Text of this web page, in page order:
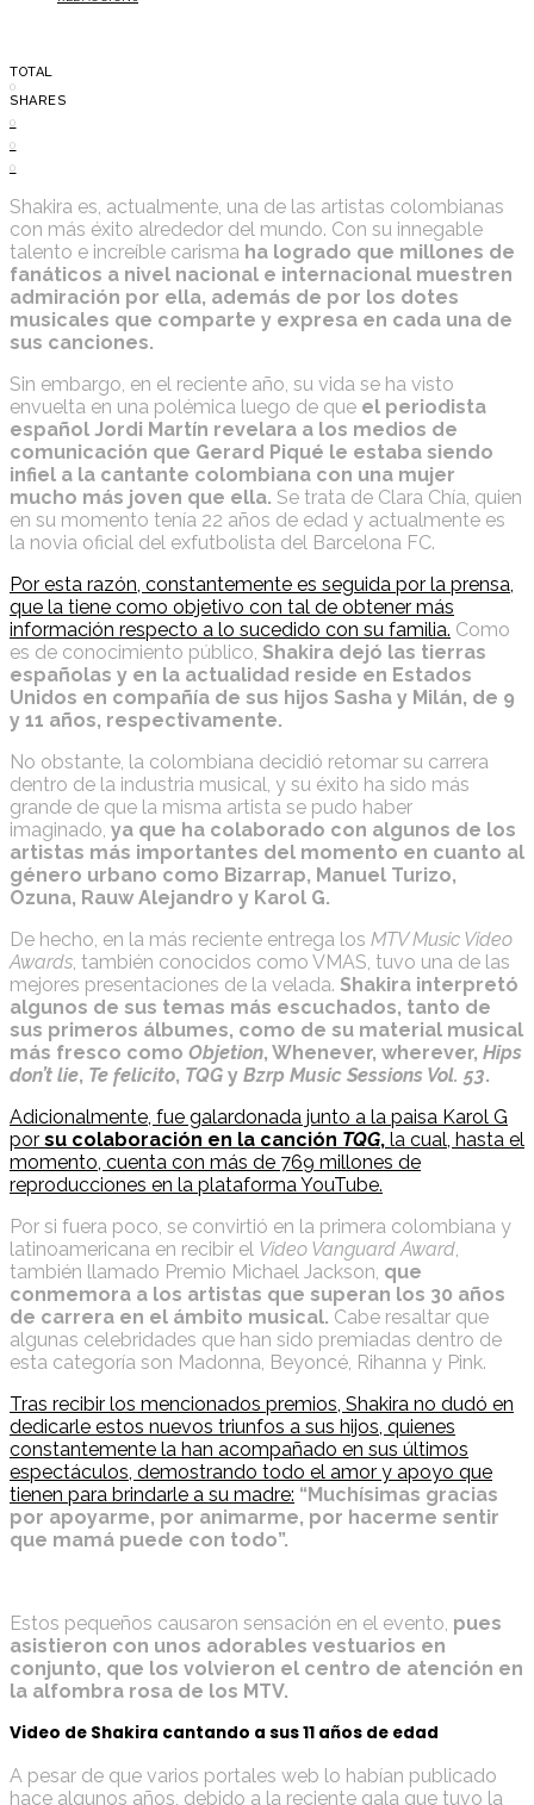
TOTAL
0
SHARES
0
0
0
Shakira es, actualmente, una de las artistas colombianas
con más éxito alrededor del mundo. Con su innegable
talento e increíble carisma ha logrado que millones de
fanáticos a nivel nacional e internacional muestren
admiración por ella, además de por los dotes
musicales que comparte y expresa en cada una de
sus canciones.
Sin embargo, en el reciente año, su vida se ha visto
envuelta en una polémica luego de que el periodista
español Jordi Martín revelara a los medios de
comunicación que Gerard Piqué le estaba siendo
infiel a la cantante colombiana con una mujer
mucho más joven que ella. Se trata de Clara Chía, quien
en su momento tenía 22 años de edad y actualmente es
la novia oficial del exfutbolista del Barcelona FC.
Por esta razón, constantemente es seguida por la prensa,
que la tiene como objetivo con tal de obtener más
información respecto a lo sucedido con su familia. Como
es de conocimiento público, Shakira dejó las tierras
españolas y en la actualidad reside en Estados
Unidos en compañía de sus hijos Sasha y Milán, de 9
y 11 años, respectivamente.
No obstante, la colombiana decidió retomar su carrera
dentro de la industria musical, y su éxito ha sido más
grande de que la misma artista se pudo haber
imaginado, ya que ha colaborado con algunos de los
artistas más importantes del momento en cuanto al
género urbano como Bizarrap, Manuel Turizo,
Ozuna, Rauw Alejandro y Karol G.
De hecho, en la más reciente entrega los MTV Music Video
Awards, también conocidos como VMAS, tuvo una de las
mejores presentaciones de la velada. Shakira interpretó
algunos de sus temas más escuchados, tanto de
sus primeros álbumes, como de su material musical
más fresco como Objetion, Whenever, wherever, Hips
don’t lie, Te felicito, TQG y Bzrp Music Sessions Vol. 53.
Adicionalmente, fue galardonada junto a la paisa Karol G
por su colaboración en la canción TQG, la cual, hasta el
momento, cuenta con más de 769 millones de
reproducciones en la plataforma YouTube.
Por si fuera poco, se convirtió en la primera colombiana y
latinoamericana en recibir el Video Vanguard Award,
también llamado Premio Michael Jackson, que
conmemora a los artistas que superan los 30 años
de carrera en el ámbito musical. Cabe resaltar que
algunas celebridades que han sido premiadas dentro de
esta categoría son Madonna, Beyoncé, Rihanna y Pink.
Tras recibir los mencionados premios, Shakira no dudó en
dedicarle estos nuevos triunfos a sus hijos, quienes
constantemente la han acompañado en sus últimos
espectáculos, demostrando todo el amor y apoyo que
tienen para brindarle a su madre: “Muchísimas gracias
por apoyarme, por animarme, por hacerme sentir
que mamá puede con todo”.
Estos pequeños causaron sensación en el evento, pues
asistieron con unos adorables vestuarios en
conjunto, que los volvieron el centro de atención en
la alfombra rosa de los MTV.
Video de Shakira cantando a sus 11 años de edad
A pesar de que varios portales web lo habían publicado
hace algunos años, debido a la reciente gala que tuvo la